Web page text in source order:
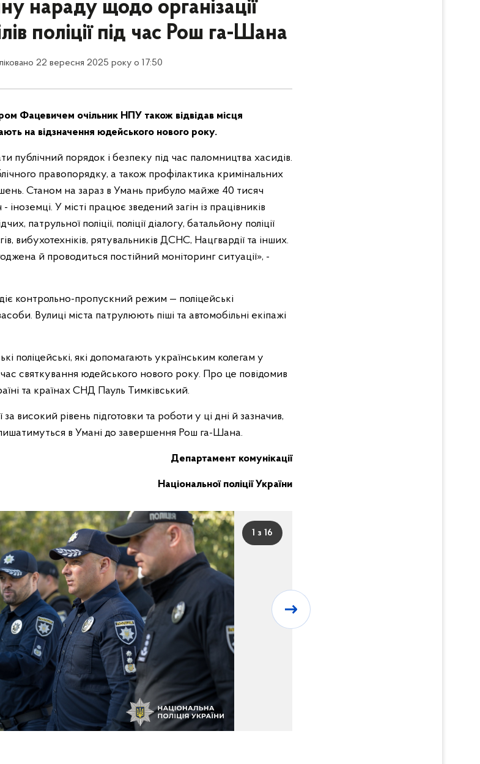
нараду щодо організації
поліції під час Рош га-Шана
22 вересня 2025 року о 17:50
Фацевичем очільник НПУ також відвідав місця
на відзначення юдейського нового року.
публічний порядок і безпеку під час паломництва хасидів.
правопорядку, а також профілактика кримінальних
Станом на зараз в Умань прибуло майже 40 тисяч
У місті працює зведений загін із працівників
патрульної поліції, поліції діалогу, батальйону поліції
вибухотехніків, рятувальників ДСНС, Нацгвардії та інших.
й проводиться постійний моніторинг ситуації», -
контрольно-пропускний режим — поліцейські
Вулиці міста патрулюють піші та автомобільні екіпажі
поліцейські, які допомагають українським колегам у
святкування юдейського нового року. Про це повідомив
та країнах СНД Пауль Тимківський.
за високий рівень підготовки та роботи у ці дні й зазначив,
в Умані до завершення Рош га-Шана.
Департамент комунікації
Національної поліції України
1 з 16